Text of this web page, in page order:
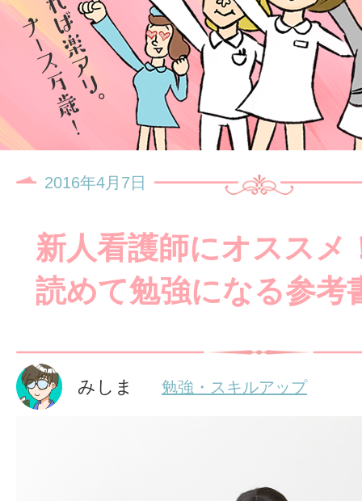
新人看護師にオススメ
読めて勉強になる参考
2016年4月7日
みしま 勉強・スキルアップ